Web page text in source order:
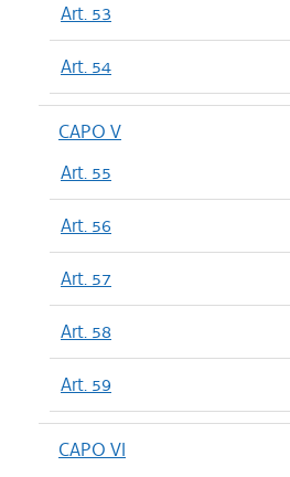
Art. 53
Art. 54
CAPO V
Art. 55
Art. 56
Art. 57
Art. 58
Art. 59
CAPO VI